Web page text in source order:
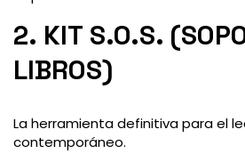
2. KIT S.O.S.
LIBROS)
La herramienta definitiva para el
contemporáneo.